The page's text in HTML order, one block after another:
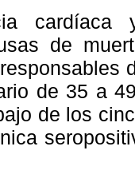
de
de 35 a
de los